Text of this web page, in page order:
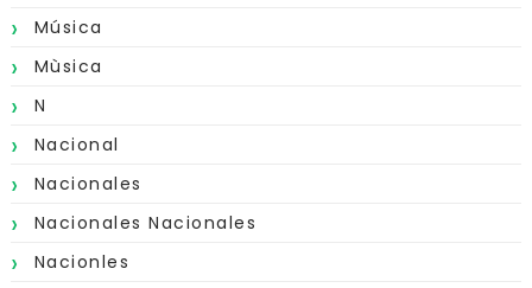
Música
Mùsica
N
Nacional
Nacionales
Nacionales Nacionales
Nacionles